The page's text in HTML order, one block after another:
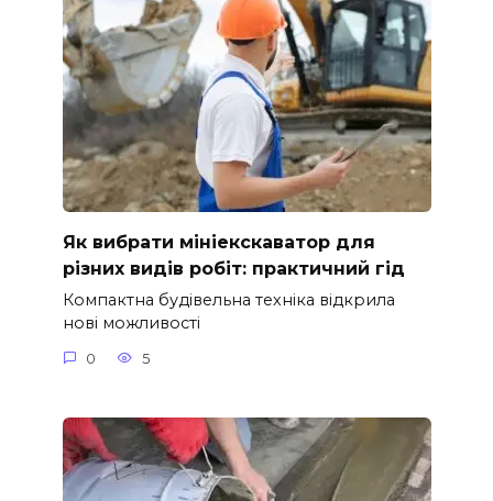
Як вибрати мініекскаватор для
різних видів робіт: практичний гід
Компактна будівельна техніка відкрила
нові можливості
0 5